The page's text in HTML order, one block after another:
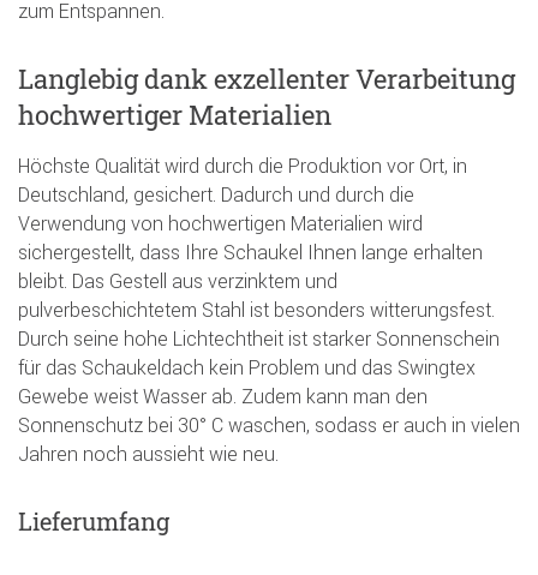
zum Entspannen.
Langlebig dank exzellenter Verarbeitung
hochwertiger Materialien
Höchste Qualität wird durch die Produktion vor Ort, in
Deutschland, gesichert. Dadurch und durch die
Verwendung von hochwertigen Materialien wird
sichergestellt, dass Ihre Schaukel Ihnen lange erhalten
bleibt. Das Gestell aus verzinktem und
pulverbeschichtetem Stahl ist besonders witterungsfest.
Durch seine hohe Lichtechtheit ist starker Sonnenschein
für das Schaukeldach kein Problem und das Swingtex
Gewebe weist Wasser ab. Zudem kann man den
Sonnenschutz bei 30° C waschen, sodass er auch in vielen
Jahren noch aussieht wie neu.
Lieferumfang